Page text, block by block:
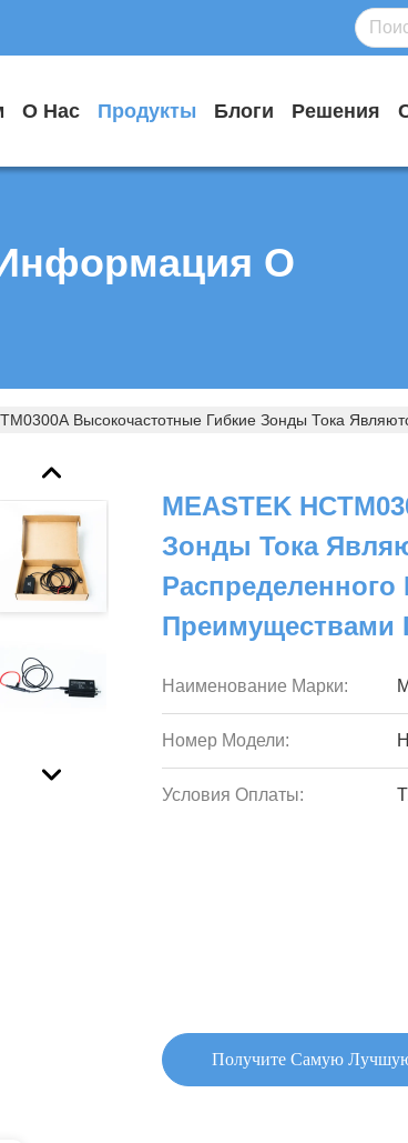
О Нас Продукты Блоги Решения
О
Высокочастотные Гибкие Зонды Тока
MEASTEK
Зонды Тока
Преимуществами
Наименование Марки:
Номер Модели:
Условия Оплаты:
Получите Самую